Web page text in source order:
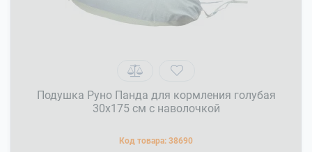
Подушка Руно Панда для кормления голубая
30x175 см с наволочкой
Код товара: 38690